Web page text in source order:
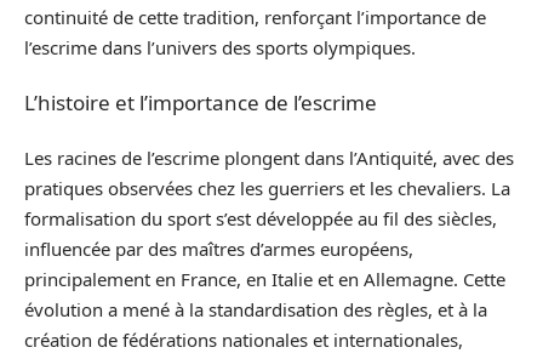
continuité de cette tradition, renforçant l’importance de
l’escrime dans l’univers des sports olympiques.
L’histoire et l’importance de l’escrime
Les racines de l’escrime plongent dans l’Antiquité, avec des
pratiques observées chez les guerriers et les chevaliers. La
formalisation du sport s’est développée au fil des siècles,
influencée par des maîtres d’armes européens,
principalement en France, en Italie et en Allemagne. Cette
évolution a mené à la standardisation des règles, et à la
création de fédérations nationales et internationales,